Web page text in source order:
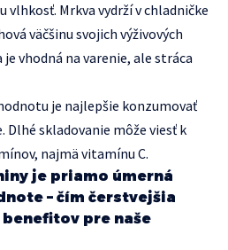
Mrkva vydrží v chladničke
väčšinu svojich výživových
vhodná na varenie, ale stráca
je najlepšie konzumovať
Dlhé skladovanie môže viesť k
najmä vitamínu C.
je priamo úmerná
– čím čerstvejšia
pre naše